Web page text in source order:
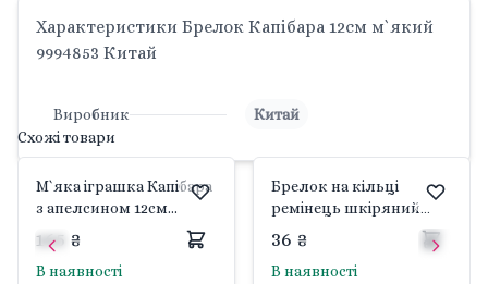
Характеристики Брелок Капібара 12см м`який
9994853 Китай
Виробник
Китай
Схожі товари
М`яка іграшка Капібара
з апелсином 12см
коричнева 294001
Dreamtoys
165 ₴
В наявності
Брелок на кільці
ремінець шкіряний
999250 Китай
36 ₴
В наявності